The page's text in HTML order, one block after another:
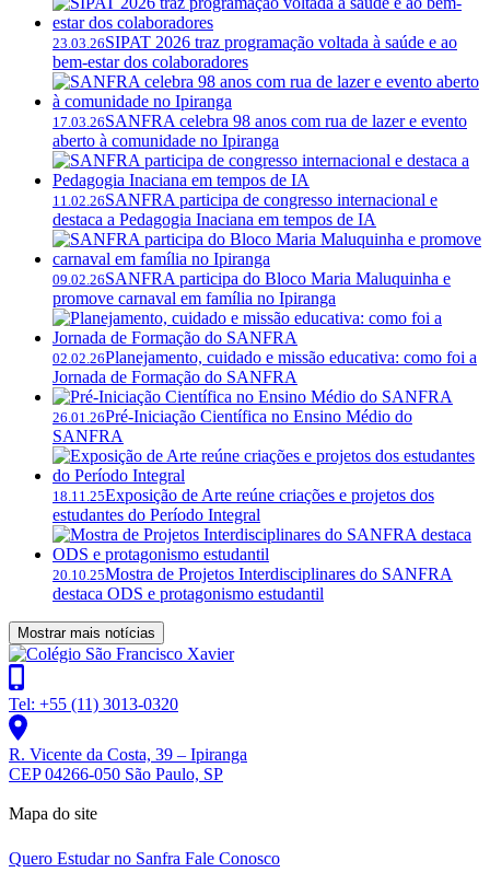
23.03.26SIPAT 2026 traz programação voltada à saúde e ao
bem-estar dos colaboradores
17.03.26SANFRA celebra 98 anos com rua de lazer e evento
aberto à comunidade no Ipiranga
11.02.26SANFRA participa de congresso internacional e
destaca a Pedagogia Inaciana em tempos de IA
09.02.26SANFRA participa do Bloco Maria Maluquinha e
promove carnaval em família no Ipiranga
02.02.26Planejamento, cuidado e missão educativa: como foi a
Jornada de Formação do SANFRA
26.01.26Pré-Iniciação Científica no Ensino Médio do
SANFRA
18.11.25Exposição de Arte reúne criações e projetos dos
estudantes do Período Integral
20.10.25Mostra de Projetos Interdisciplinares do SANFRA
destaca ODS e protagonismo estudantil
Mostrar mais notícias
Tel: +55 (11) 3013-0320
R. Vicente da Costa, 39 – Ipiranga
CEP 04266-050 São Paulo, SP
Mapa do site
Quero Estudar no Sanfra Fale Conosco